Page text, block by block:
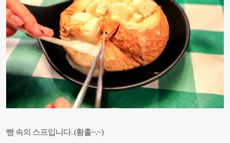
빵 속의 스프입니다. (황홀~.~)